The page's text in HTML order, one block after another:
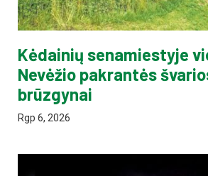
Kėdainių senamiestyje
Nevėžio pakrantės
brūzgynai
Rgp 6, 2026